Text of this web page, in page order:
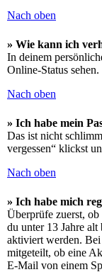
Nach oben
» Wie kann ich
In deinem
Online-Status
Nach oben
» Ich habe mein
Das ist nicht
vergessen“ klickst
Nach oben
» Ich habe mich
Überprüfe zuerst,
du unter 13 Jahre
aktiviert werden. Bei
mitgeteilt, ob eine
E-Mail von einem